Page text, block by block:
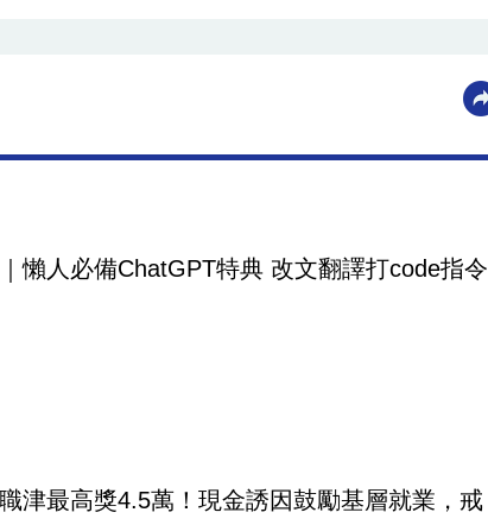
懶人必備ChatGPT特典 改文翻譯打code指令
津最高獎4.5萬！現金誘因鼓勵基層就業，戒